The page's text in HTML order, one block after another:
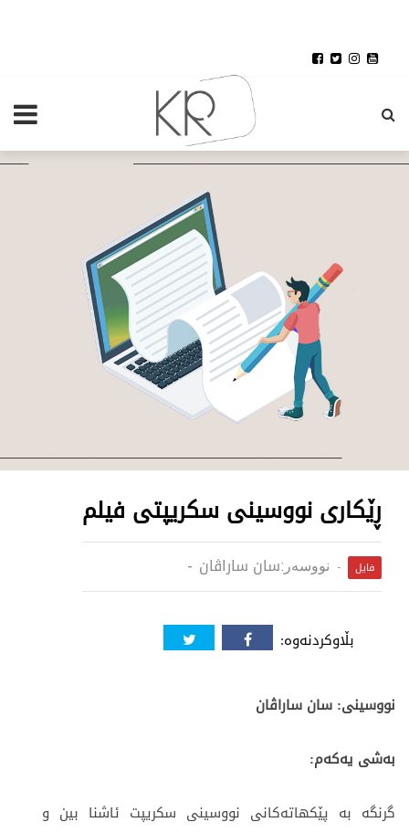
ڕێکاری نووسینی سکریپتی فیلم
فایل نووسەر:سان ساراڤان
بڵاوکردنەوە:
نووسینی: سان ساراڤان
بەشی یەکەم:
گرنگه‌ بە‌ پێكهاته‌كانی نووسینی سکریپت ئاشنا بین و